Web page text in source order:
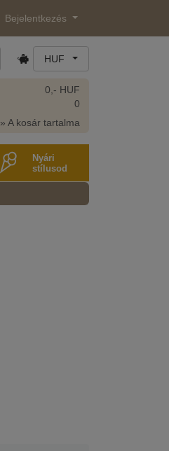
Bejelentkezés
HUF
0,- HUF
0
» A kosár tartalma
Nyári
stílusod